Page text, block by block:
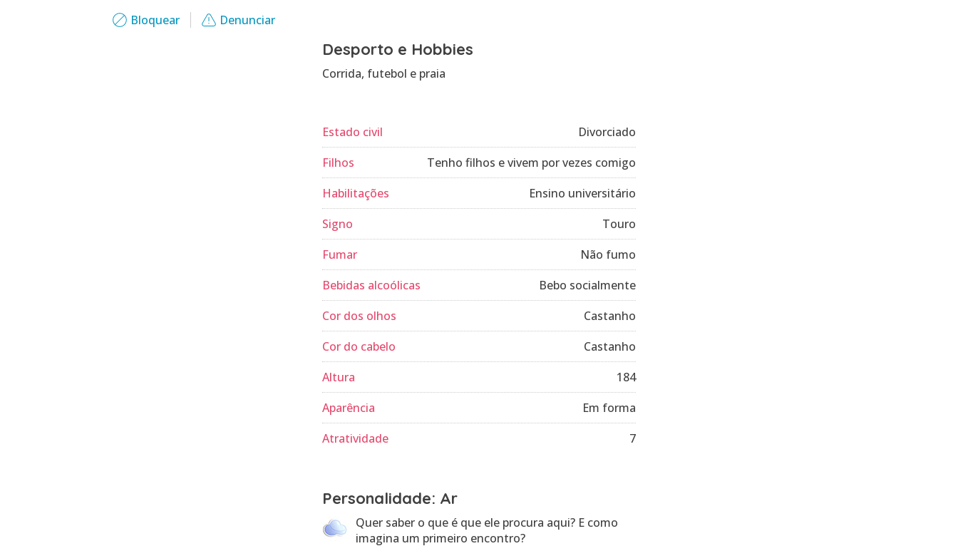
Bloquear Denunciar
Desporto e Hobbies
Corrida, futebol e praia
Estado civil
Divorciado
Filhos
Tenho filhos e vivem por vezes comigo
Habilitações
Ensino universitário
Signo
Touro
Fumar
Não fumo
Bebidas alcoólicas
Bebo socialmente
Cor dos olhos
Castanho
Cor do cabelo
Castanho
Altura
184
Aparência
Em forma
Atratividade
7
Personalidade: Ar
Quer saber o que é que ele procura aqui? E como
imagina um primeiro encontro?